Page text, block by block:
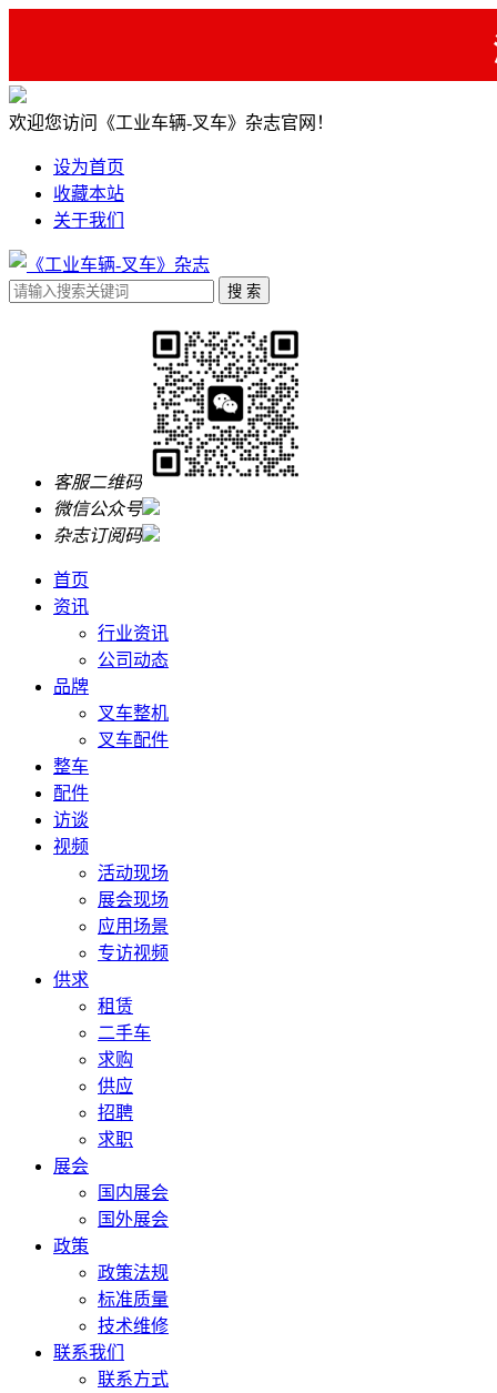
欢迎您访问《工业车辆-叉车》杂志官网！
设为首页
收藏本站
关于我们
客服二维码
微信公众号
杂志订阅码
首页
资讯
行业资讯
公司动态
品牌
叉车整机
叉车配件
整车
配件
访谈
视频
活动现场
展会现场
应用场景
专访视频
供求
租赁
二手车
求购
供应
招聘
求职
展会
国内展会
国外展会
政策
政策法规
标准质量
技术维修
联系我们
联系方式